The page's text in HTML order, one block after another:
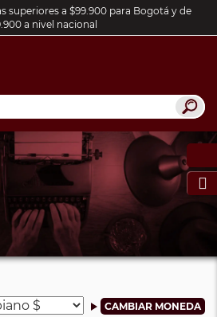
superiores a $99.900 para Bogotá y de
a nivel nacional
